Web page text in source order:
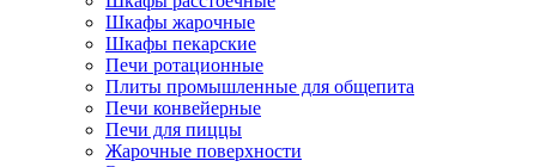
Шкафы жарочные
Шкафы пекарские
Печи ротационные
Плиты промышленные для общепита
Печи конвейерные
Печи для пиццы
Жарочные поверхности